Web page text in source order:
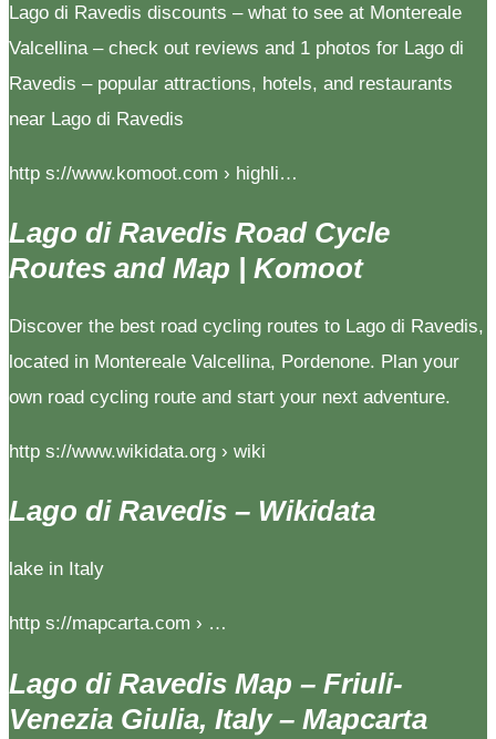
Lago di Ravedis discounts – what to see at Montereale
Valcellina – check out reviews and 1 photos for Lago di
Ravedis – popular attractions, hotels, and restaurants
near Lago di Ravedis
http s://www.komoot.com › highli…
Lago di Ravedis Road Cycle
Routes and Map | Komoot
Discover the best road cycling routes to Lago di Ravedis,
located in Montereale Valcellina, Pordenone. Plan your
own road cycling route and start your next adventure.
http s://www.wikidata.org › wiki
Lago di Ravedis – Wikidata
lake in Italy
http s://mapcarta.com › …
Lago di Ravedis Map – Friuli-
Venezia Giulia, Italy – Mapcarta